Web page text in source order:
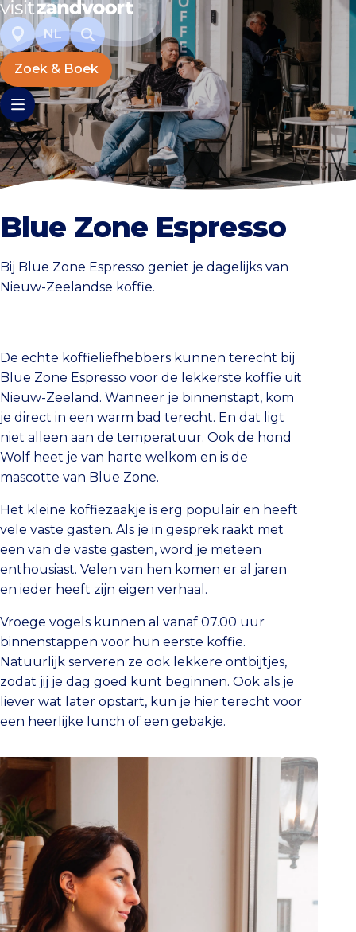
NL
Zoek & Boek
Blue Zone Espresso
Bij Blue Zone Espresso geniet je dagelijks van
Nieuw-Zeelandse koffie.
De echte koffieliefhebbers kunnen terecht bij
Blue Zone Espresso voor de lekkerste koffie uit
Nieuw-Zeeland. Wanneer je binnenstapt, kom
je direct in een warm bad terecht. En dat ligt
niet alleen aan de temperatuur. Ook de hond
Wolf heet je van harte welkom en is de
mascotte van Blue Zone.
Het kleine koffiezaakje is erg populair en heeft
vele vaste gasten. Als je in gesprek raakt met
een van de vaste gasten, word je meteen
enthousiast. Velen van hen komen er al jaren
en ieder heeft zijn eigen verhaal.
Vroege vogels kunnen al vanaf 07.00 uur
binnenstappen voor hun eerste koffie.
Natuurlijk serveren ze ook lekkere ontbijtjes,
zodat jij je dag goed kunt beginnen. Ook als je
liever wat later opstart, kun je hier terecht voor
een heerlijke lunch of een gebakje.